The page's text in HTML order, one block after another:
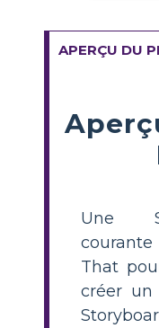
APERÇU DU
Une
That
créer un